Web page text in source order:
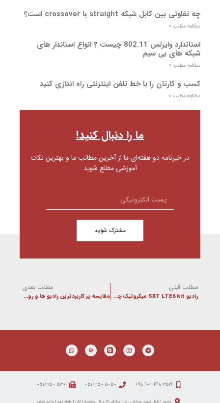
چه تفاوتی بین کابل شبکه straight با crossover است؟
مطالعه مطلب »
استاندارد وایرلس 802.11 چیست ؟ انواع استاندار های
شبکه های بی سیم
مطالعه مطلب »
کسب و کارتان را با خط تلفن اینترنتی راه اندازی کنید
مطالعه مطلب »
ما را دنبال کنید!
در خبرنامه دو هفته‌ای ما از آخرین مطالب ما و بهترین نکات
آموزشی مطلع شوید
مشترک شوید
مطلب قبلی
رادیو SXT LTE6 kit میکروتیک چه مشخصاتی دارد؟
مطلب بعدی
مقایسه پر کاربردترین رادیو ها و روتر بردهای میکروتیک در ایران
۳۵۱۹ ۴۴۸ ۹۰۳ ۹۸+ ۵۰۵۰ ۳۱۵۰ ۰۵۱ ۵۳۰۱ ۳۱۵۰ ۰۵۱
مشهد | بلوار شهید صادقی | بین صادقی ۱۷ و ۱۹ | مجتمع تابان | طبقه دوم | واحد شش